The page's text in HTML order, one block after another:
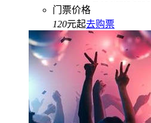
门票价格
120元起去购票